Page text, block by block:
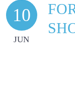
10
JUN